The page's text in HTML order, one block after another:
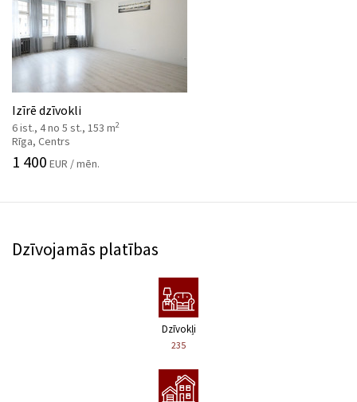
Izīrē dzīvokli
6 ist., 4 no 5 st., 153 m2
Rīga, Centrs
1 400 EUR / mēn.
Dzīvojamās platības
Dzīvokļi
235